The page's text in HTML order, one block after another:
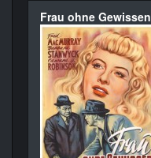
Frau ohne Gewissen